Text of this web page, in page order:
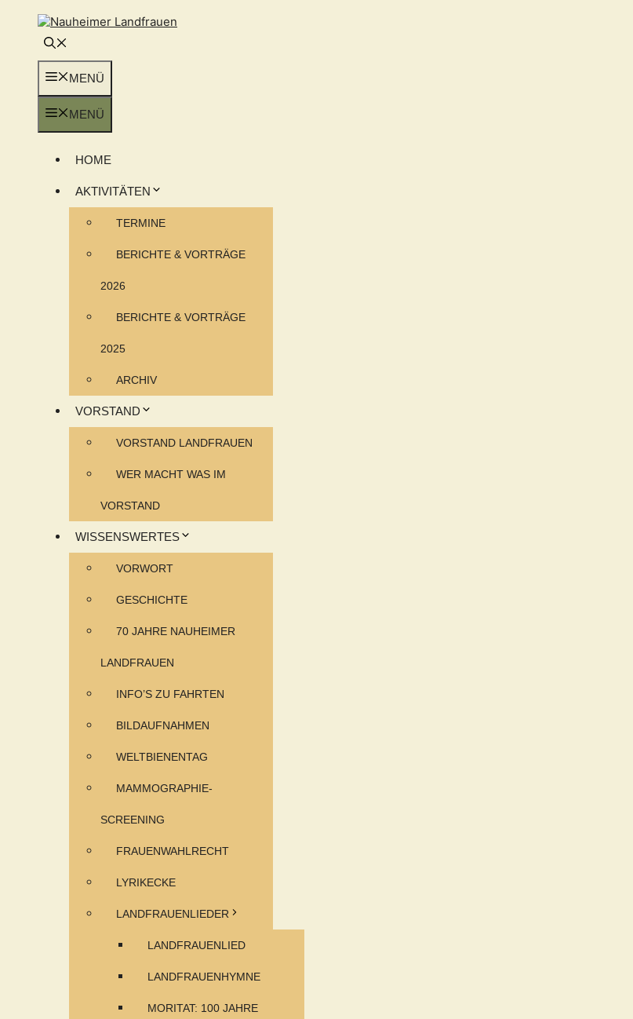
springen
MENÜ
MENÜ
HOME
AKTIVITÄTEN
TERMINE
BERICHTE & VORTRÄGE
2026
BERICHTE & VORTRÄGE
2025
ARCHIV
VORSTAND
VORSTAND LANDFRAUEN
WER MACHT WAS IM
VORSTAND
WISSENSWERTES
VORWORT
GESCHICHTE
70 JAHRE NAUHEIMER
LANDFRAUEN
INFO’S ZU FAHRTEN
BILDAUFNAHMEN
WELTBIENENTAG
MAMMOGRAPHIE-
SCREENING
FRAUENWAHLRECHT
LYRIKECKE
LANDFRAUENLIEDER
LANDFRAUENLIED
LANDFRAUENHYMNE
MORITAT: 100 JAHRE